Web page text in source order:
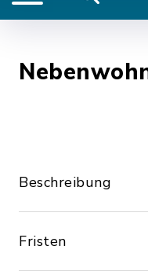
Beschreibung
Fristen